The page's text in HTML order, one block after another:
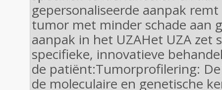
gepersonaliseerde aanpak
tumor met minder schade aan
aanpak in het UZAHet UZA zet
specifieke, innovatieve
de patiënt:Tumorprofilering:
de moleculaire en genetische